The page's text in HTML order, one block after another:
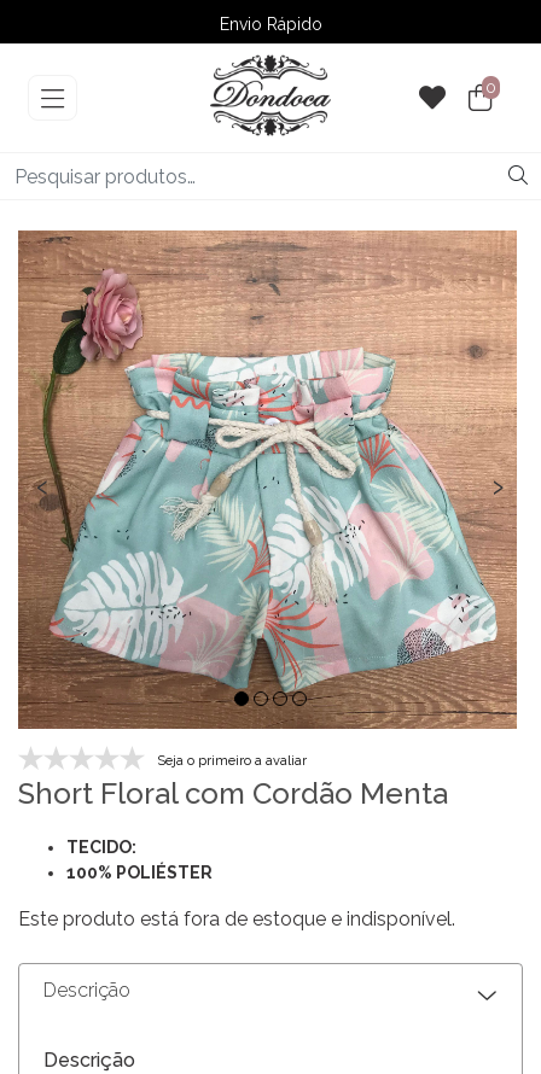
Envio Rápido
➚ Ofertas– Até 60% OFF
0
‹ ›
Seja o primeiro a avaliar
Short Floral com Cordão Menta
TECIDO:
100% POLIÉSTER
Este produto está fora de estoque e indisponível.
Descrição
Descrição